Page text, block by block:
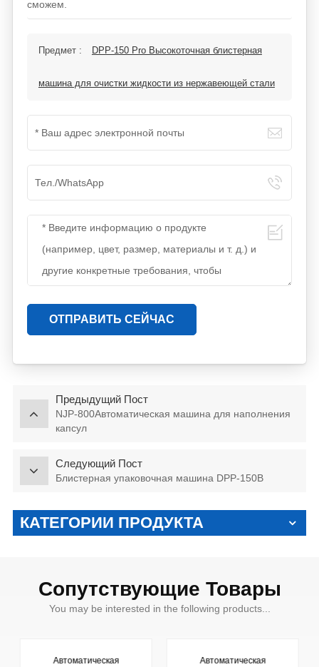
сможем.
Предмет : DPP-150 Pro Высокоточная блистерная
машина для очистки жидкости из нержавеющей стали
ОТПРАВИТЬ СЕЙЧАС
Предыдущий Пост
NJP-800Автоматическая машина для наполнения
капсул
Следующий Пост
Блистерная упаковочная машина DPP-150B
КАТЕГОРИИ ПРОДУКТА
Сопутствующие Товары
You may be interested in the following products...
Автоматическая
Автоматическая